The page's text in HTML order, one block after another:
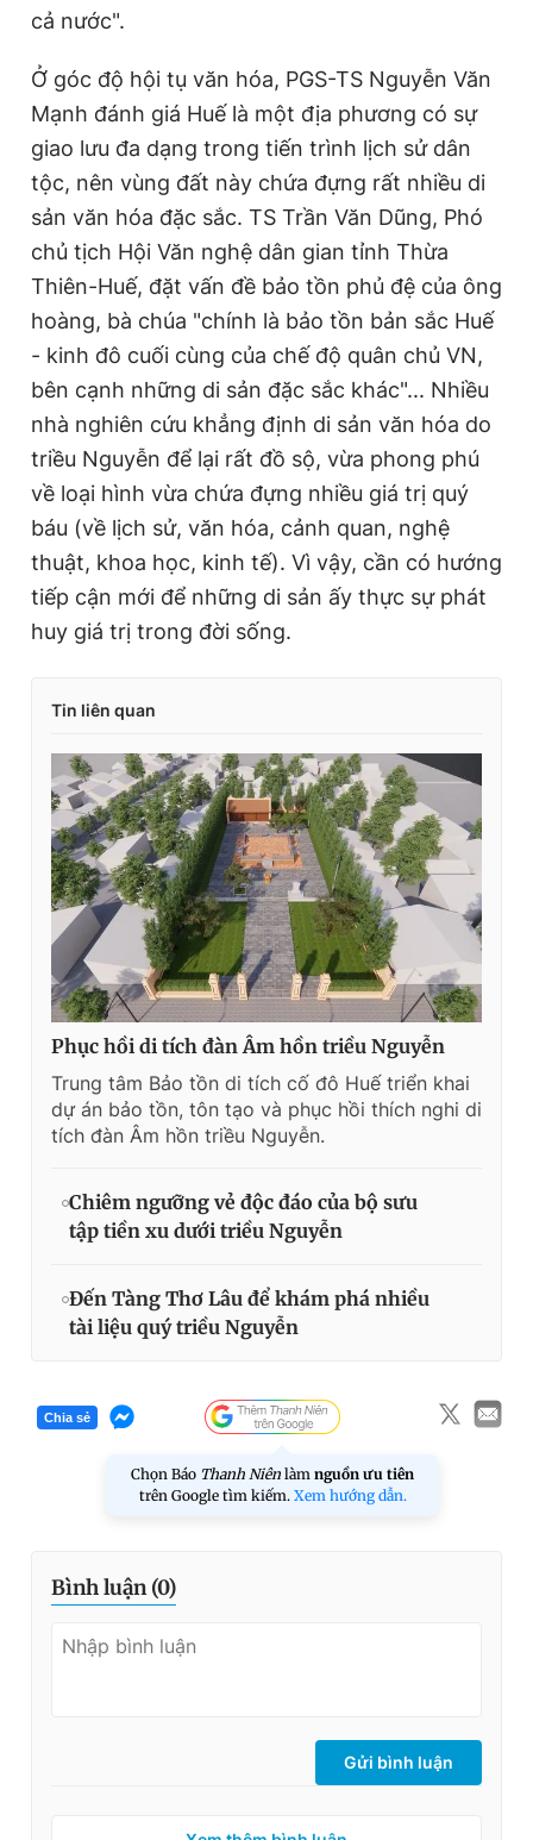
cả nước".
Ở góc độ hội tụ văn hóa, PGS-TS Nguyễn Văn
Mạnh đánh giá Huế là một địa phương có sự
giao lưu đa dạng trong tiến trình lịch sử dân
tộc, nên vùng đất này chứa đựng rất nhiều di
sản văn hóa đặc sắc. TS Trần Văn Dũng, Phó
chủ tịch Hội Văn nghệ dân gian tỉnh Thừa
Thiên-Huế, đặt vấn đề bảo tồn phủ đệ của ông
hoàng, bà chúa "chính là bảo tồn bản sắc Huế
- kinh đô cuối cùng của chế độ quân chủ VN,
bên cạnh những di sản đặc sắc khác"... Nhiều
nhà nghiên cứu khẳng định di sản văn hóa do
triều Nguyễn để lại rất đồ sộ, vừa phong phú
về loại hình vừa chứa đựng nhiều giá trị quý
báu (về lịch sử, văn hóa, cảnh quan, nghệ
thuật, khoa học, kinh tế). Vì vậy, cần có hướng
tiếp cận mới để những di sản ấy thực sự phát
huy giá trị trong đời sống.
Tin liên quan
Phục hồi di tích đàn Âm hồn triều Nguyễn
Trung tâm Bảo tồn di tích cố đô Huế triển khai
dự án bảo tồn, tôn tạo và phục hồi thích nghi di
tích đàn Âm hồn triều Nguyễn.
Chiêm ngưỡng vẻ độc đáo của bộ sưu
tập tiền xu dưới triều Nguyễn
Đến Tàng Thơ Lâu để khám phá nhiều
tài liệu quý triều Nguyễn
Chia sẻ
Chọn Báo Thanh Niên làm nguồn ưu tiên
trên Google tìm kiếm. Xem hướng dẫn.
Bình luận (0)
Gửi bình luận